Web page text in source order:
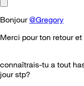
Bonjour@Gregory
Merci pour ton retour
connaîtrais-tu a tout
jour stp?